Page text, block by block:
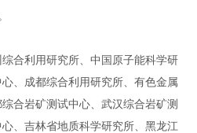
合利用研究所、中国原子能科学研
、 成都综合利用研究所、有色金属
合岩矿测试中心、武汉综合岩矿测
、吉林省地质科学研究所、黑龙江